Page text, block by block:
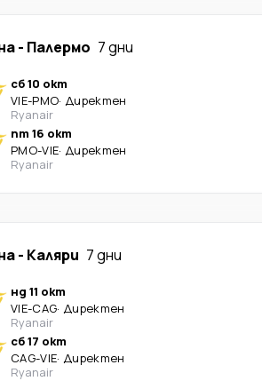
- Палермо 7 дни
сб 10 окт
VIE-PMO· Директен
Ryanair
пт 16 окт
PMO-VIE· Директен
Ryanair
- Каляри 7 дни
нд 11 окт
VIE-CAG· Директен
Ryanair
сб 17 окт
CAG-VIE· Директен
Ryanair